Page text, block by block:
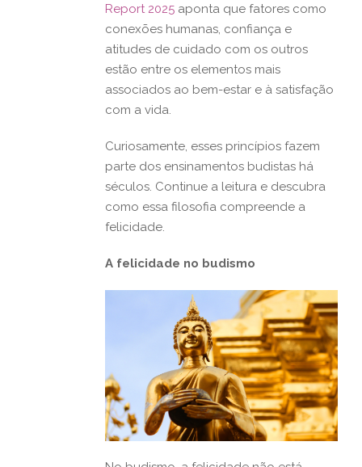
Report 2025 aponta que fatores como
conexões humanas, confiança e
atitudes de cuidado com os outros
estão entre os elementos mais
associados ao bem-estar e à satisfação
com a vida.
Curiosamente, esses princípios fazem
parte dos ensinamentos budistas há
séculos. Continue a leitura e descubra
como essa filosofia compreende a
felicidade.
A felicidade no budismo